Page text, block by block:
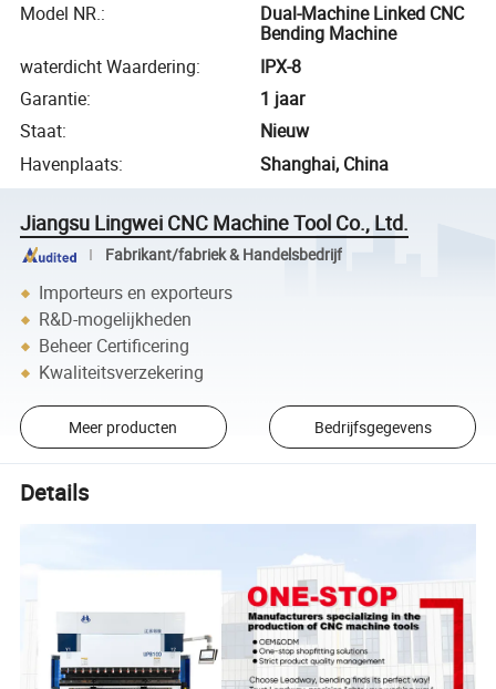
Model NR.:
Dual-Machine Linked CNC
Bending Machine
waterdicht Waardering:
IPX-8
Garantie:
1 jaar
Staat:
Nieuw
Havenplaats: Shanghai, China
Jiangsu Lingwei CNC Machine Tool Co., Ltd.
Fabrikant/fabriek & Handelsbedrijf
Importeurs en exporteurs
R&D-mogelijkheden
Beheer Certificering
Kwaliteitsverzekering
Meer producten Bedrijfsgegevens
Details